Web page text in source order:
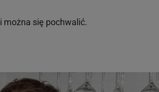
się pochwalić.